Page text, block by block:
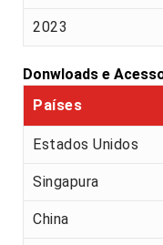
2023
Donwloads e
Países
Estados Unidos
Singapura
China